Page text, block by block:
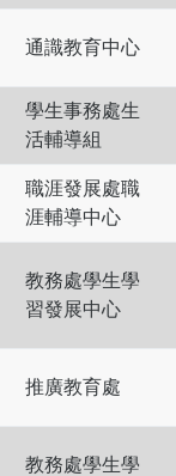
通識教育中心
學生事務處生
活輔導組
職涯發展處職
涯輔導中心
教務處學生學
習發展中心
推廣教育處
教務處學生學